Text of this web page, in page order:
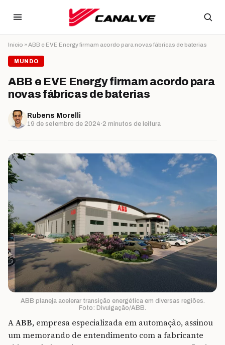
Início »ABB e EVE Energy firmam acordo para novas fábricas de baterias
MUNDO
ABB e EVE Energy firmam acordo para
novas fábricas de baterias
Rubens Morelli
19 de setembro de 2024·2 minutos de leitura
ABB planeja acelerar transição energética em diversas regiões.
Foto: Divulgação/ABB.
AABB, empresa especializada em automação, assinou
um memorando de entendimento com a fabricante